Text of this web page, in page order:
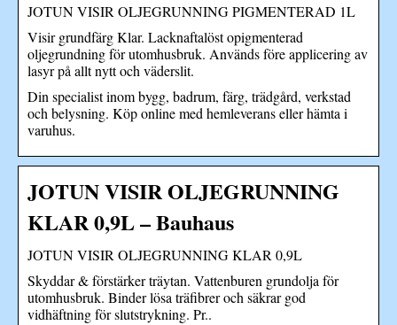
JOTUN VISIR OLJEGRUNNING PIGMENTERAD 1L
Visir grundfärg Klar. Lacknaftalöst opigmenterad
oljegrundning för utomhusbruk. Används före applicering av
lasyr på allt nytt och väderslit.
Din specialist inom bygg, badrum, färg, trädgård, verkstad
och belysning. Köp online med hemleverans eller hämta i
varuhus.
JOTUN VISIR OLJEGRUNNING
KLAR 0,9L – Bauhaus
JOTUN VISIR OLJEGRUNNING KLAR 0,9L
Skyddar & förstärker träytan. Vattenburen grundolja för
utomhusbruk. Binder lösa träfibrer och säkrar god
vidhäftning för slutstrykning. Pr..